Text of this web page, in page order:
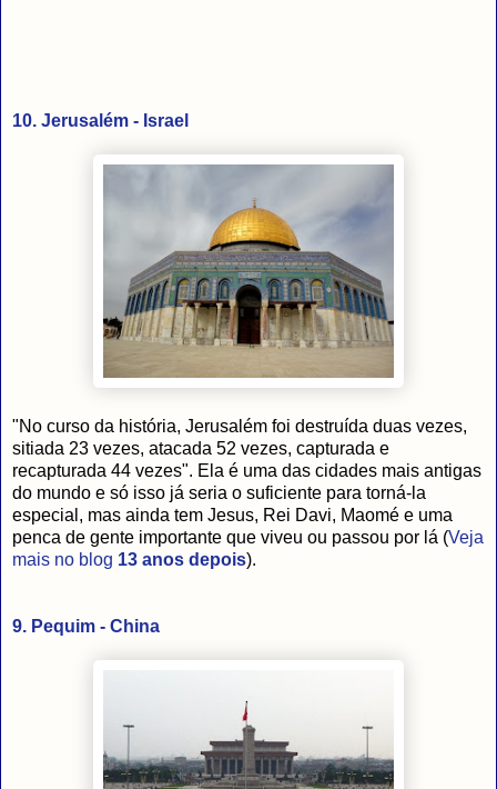
10. Jerusalém - Israel
"No curso da história, Jerusalém foi destruída duas vezes,
sitiada 23 vezes, atacada 52 vezes, capturada e
recapturada 44 vezes". Ela é uma das cidades mais antigas
do mundo e só isso já seria o suficiente para torná-la
especial, mas ainda tem Jesus, Rei Davi, Maomé e uma
penca de gente importante que viveu ou passou por lá (Veja
mais no blog 13 anos depois).
9. Pequim - China